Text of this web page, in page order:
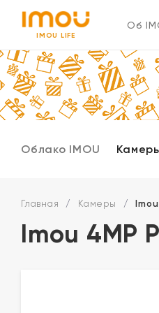
IMOU LIFE
Об
Облако IMOU
Главная / Камеры /
Imou 4MP